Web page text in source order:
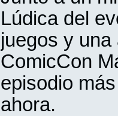
Lúdica del
juegos y
ComicCon
episodio
ahora.